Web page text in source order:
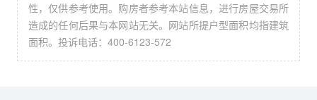
性，仅供参考使用。购房者参考本站信息，进行房屋交易所
造成的任何后果与本网站无关。网站所提户型面积均指建筑
面积。投诉电话：400-6123-572